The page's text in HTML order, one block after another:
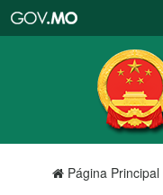
RAE
de
Macau
Página Principal